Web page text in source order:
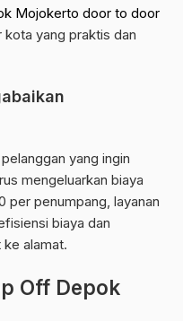
Mojokerto door to door
yang praktis dan
yang ingin
mengeluarkan biaya
per penumpang, layanan
biaya dan
ke alamat.
Off Depok